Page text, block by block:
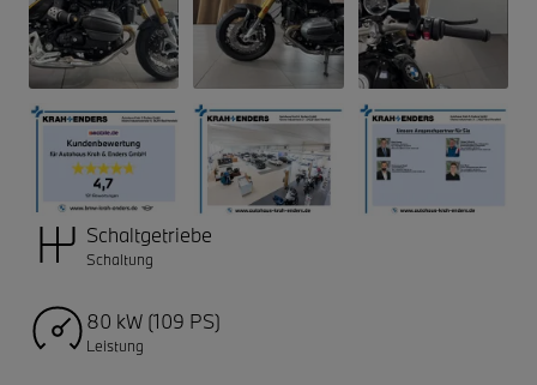
Schaltgetriebe
Schaltung
80 kW (109 PS)
Leistung